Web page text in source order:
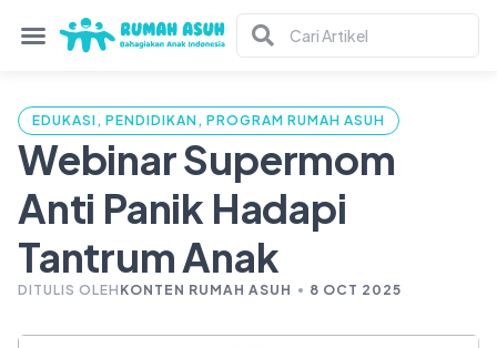
EDUKASI, PENDIDIKAN, PROGRAM RUMAH ASUH
Webinar Supermom
Anti Panik Hadapi
Tantrum Anak
DITULIS OLEH KONTEN RUMAH ASUH 8 OCT 2025